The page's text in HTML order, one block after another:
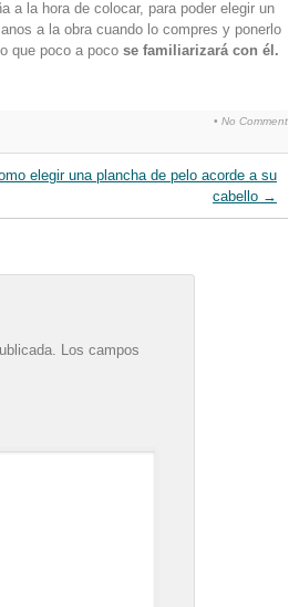
a la hora de colocar, para poder elegir un
a la obra cuando lo compres y ponerlo
que poco a poco se familiarizará con él.
• No Comment
elegir una plancha de pelo acorde a su
cabello →
Los campos